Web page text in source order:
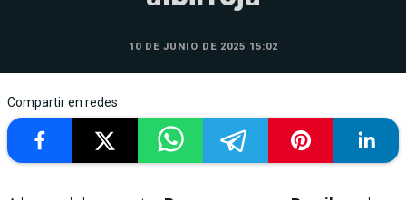
10 DE JUNIO DE 2025 15:02
Compartir en redes